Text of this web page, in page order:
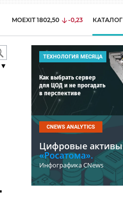
MOEXIT 1802,50 -0,23 КАТАЛОГ
ТЕХНОЛОГИЯ МЕСЯЦА
Как выбрать сервер
для ЦОД и не прогадать
в перспективе
CNEWS ANALYTICS
Цифровые активы
«Росатома».
Инфографика CNews